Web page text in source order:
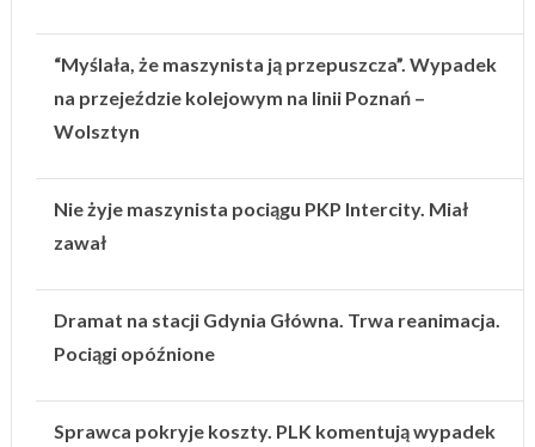
“Myślała, że maszynista ją przepuszcza”. Wypadek
na przejeździe kolejowym na linii Poznań –
Wolsztyn
Nie żyje maszynista pociągu PKP Intercity. Miał
zawał
Dramat na stacji Gdynia Główna. Trwa reanimacja.
Pociągi opóźnione
Sprawca pokryje koszty. PLK komentują wypadek